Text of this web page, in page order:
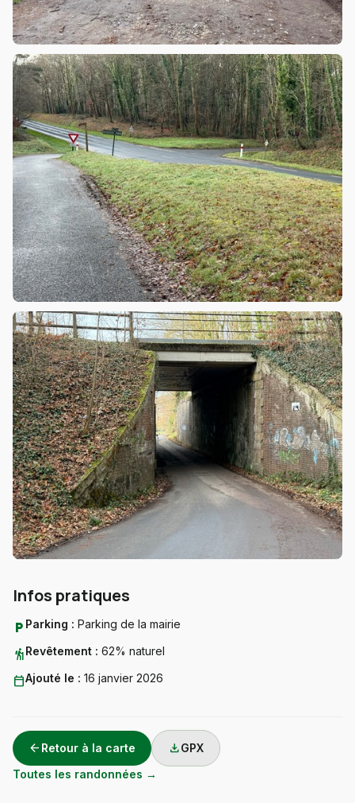
Infos pratiques
local_parking Parking : Parking de la mairie
hikingRevêtement : 62% naturel
calendar_todayAjouté le : 16 janvier 2026
arrow_back Retour à la carte downloadGPX
Toutes les randonnées →